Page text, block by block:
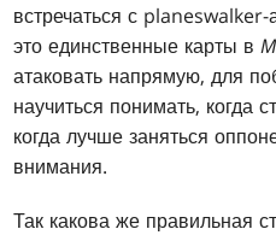
встречаться с
это единственные карты в
атаковать напрямую, для
научиться понимать, когда
когда лучше заняться
внимания.
Так какова же правильная